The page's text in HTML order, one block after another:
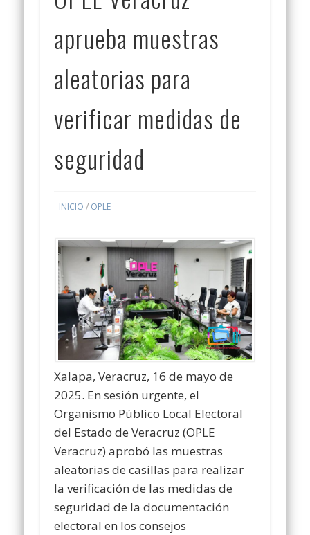
aprueba muestras
aleatorias para
verificar medidas de
seguridad
INICIO / OPLE
Xalapa, Veracruz, 16 de mayo de
2025. En sesión urgente, el
Organismo Público Local Electoral
del Estado de Veracruz (OPLE
Veracruz) aprobó las muestras
aleatorias de casillas para realizar
la verificación de las medidas de
seguridad de la documentación
electoral en los consejos